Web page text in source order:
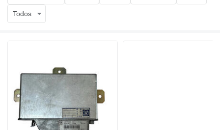
Todos